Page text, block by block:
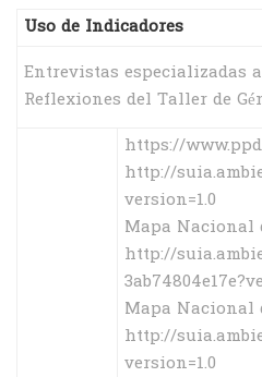
Uso de Indicadores
Entrevistas especializadas
Reflexiones del Taller de
https://
http://
version=1.0
Mapa Nacional
http://
Mapa Nacional
http://
version=1.0